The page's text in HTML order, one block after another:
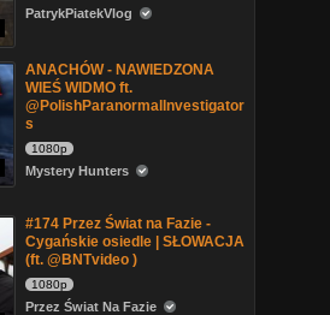
PatrykPiatekVlog
ANACHÓW - NAWIEDZONA
WIEŚ WIDMO ft.
@PolishParanormalInvestigator
s
1080p
Mystery Hunters
#174 Przez Świat na Fazie -
Cygańskie osiedle | SŁOWACJA
(ft. @BNTvideo )
1080p
Przez Świat Na Fazie